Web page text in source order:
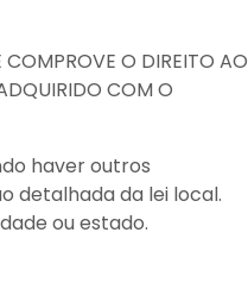
COMPROVE O DIREITO AO
COM O
haver outros
detalhada da lei local.
ou estado.